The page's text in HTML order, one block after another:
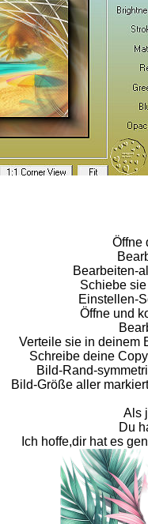
Öffne
Bearbeiten-
Schiebe
Einstellen-
Öffne und
Verteile sie in deinem
Schreibe deine
Bild-Rand-
Bild-Größe aller
Als
Du
Ich hoffe,dir hat es